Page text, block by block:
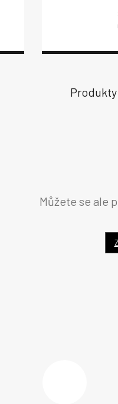
Můžete se ale